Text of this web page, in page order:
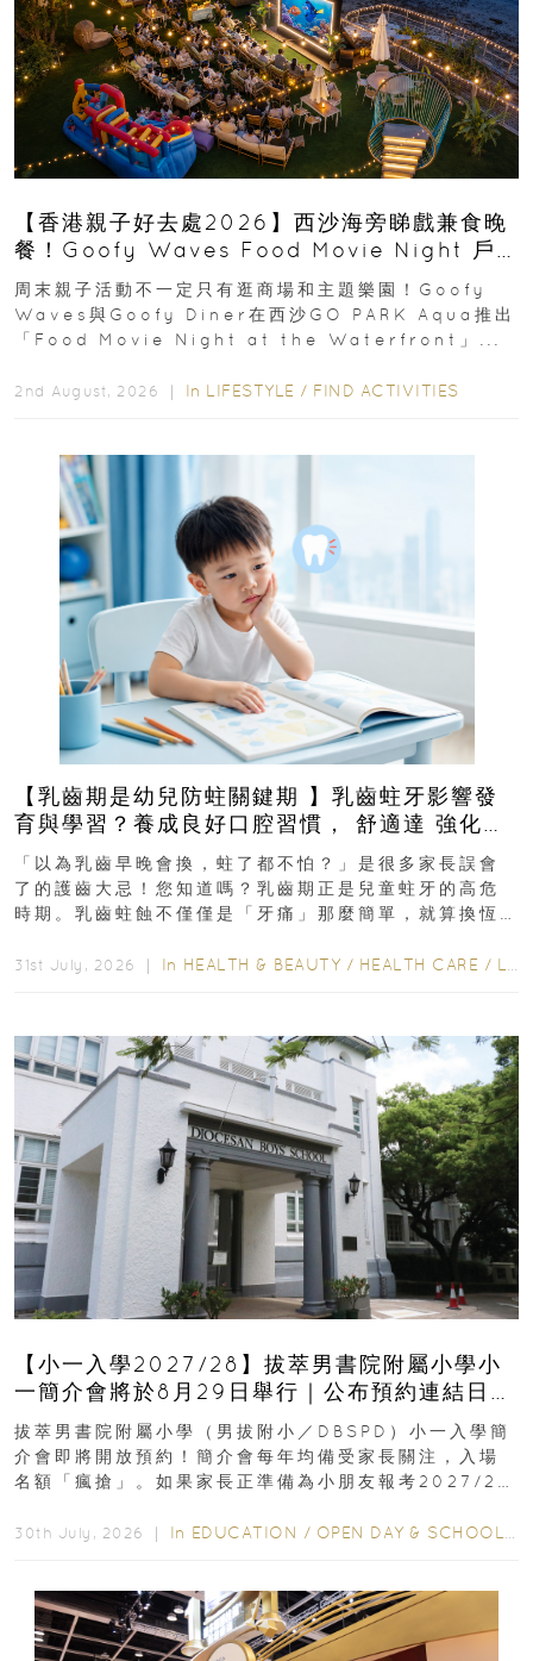
【香港親子好去處2026】西沙海旁睇戲兼食晚
餐！Goofy Waves Food Movie Night 戶
外影院逢週末登場
周末親子活動不一定只有逛商場和主題樂園！Goofy
Waves與Goofy Diner在西沙GO PARK Aqua推出
「Food Movie Night at the Waterfront」...
2nd August, 2026 ｜ In LIFESTYLE / FIND ACTIVITIES
【乳齒期是幼兒防蛀關鍵期 】乳齒蛀牙影響發
育與學習？養成良好口腔習慣， 舒適達 強化琺
瑯質 兒童牙膏防護指南
「以為乳齒早晚會換，蛀了都不怕？」是很多家長誤會
了的護齒大忌！您知道嗎？乳齒期正是兒童蛀牙的高危
時期。乳齒蛀蝕不僅僅是「牙痛」那麼簡單，就算換恆
31st July, 2026 ｜ In HEALTH & BEAUTY / HEALTH CARE / LIFESTYLE
【小一入學2027/28】拔萃男書院附屬小學小
一簡介會將於8月29日舉行｜公布預約連結日期
｜更設有網上重溫
拔萃男書院附屬小學（男拔附小／DBSPD）小一入學簡
介會即將開放預約！簡介會每年均備受家長關注，入場
名額「瘋搶」。如果家長正準備為小朋友報考2027/28
30th July, 2026 ｜ In EDUCATION / OPEN DAY & SCHOOL EVENTS